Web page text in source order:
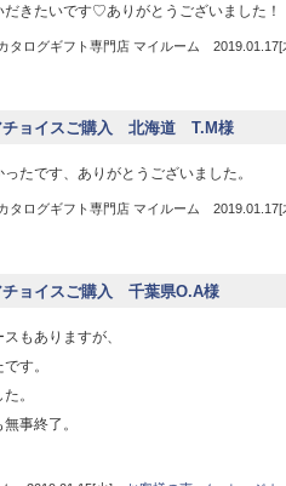
きたいです♡ありがとうございました！
タログギフト専門店 マイルーム
チョイスご購入 北海道 T.M様
たです、ありがとうございました。
タログギフト専門店 マイルーム
チョイスご購入 千葉県O.A様
もありますが、
す。
。
事終了。